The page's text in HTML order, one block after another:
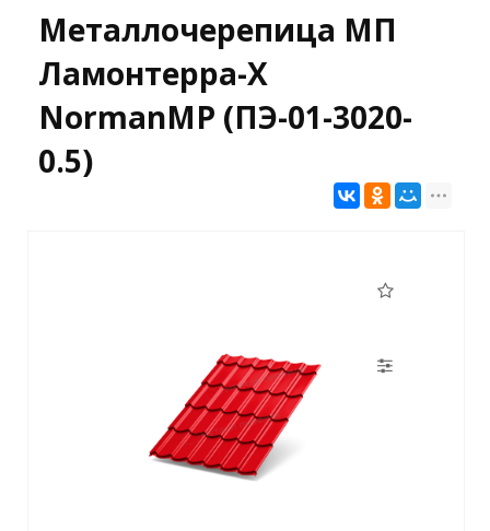
Металлочерепица МП
Ламонтерра-X
NormanMP (ПЭ-01-3020-
0.5)